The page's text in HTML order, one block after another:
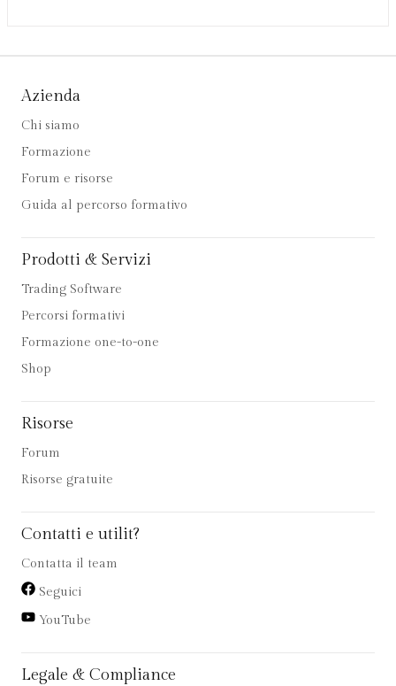
Azienda
Chi siamo
Formazione
Forum e risorse
Guida al percorso formativo
Prodotti & Servizi
Trading Software
Percorsi formativi
Formazione one-to-one
Shop
Risorse
Forum
Risorse gratuite
Contatti e utilit?
Contatta il team
Seguici
YouTube
Legale & Compliance